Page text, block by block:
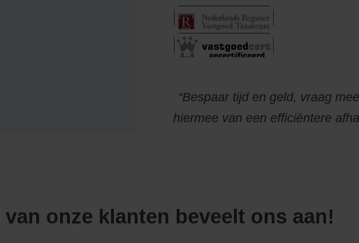
Bespaar tijd en geld, vraag
hiermee van een efficiëntere
van onze klanten beveelt ons aan!